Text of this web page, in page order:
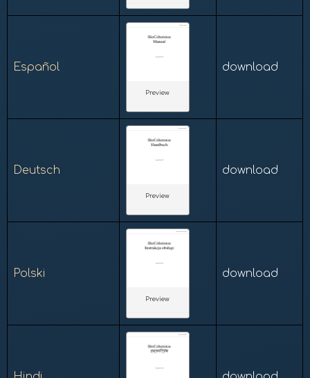
Español
Preview
download
Deutsch
Preview
download
Polski
Preview
download